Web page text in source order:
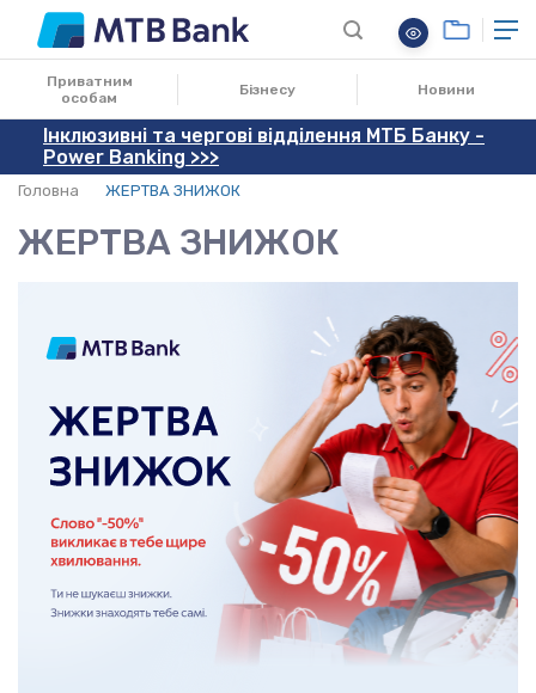
Приватним
особам
Бізнесу Новини
Інклюзивні та чергові відділення МТБ Банку -
Power Banking >>>
Головна ЖЕРТВА ЗНИЖОК
ЖЕРТВА ЗНИЖОК